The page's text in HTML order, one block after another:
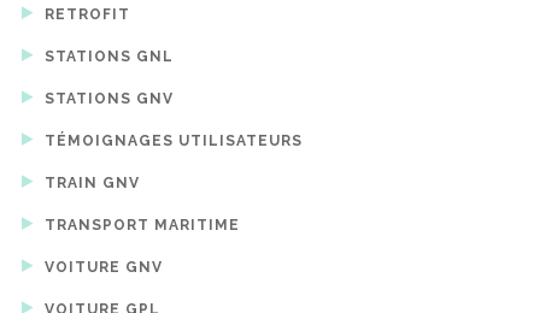
RETROFIT
STATIONS GNL
STATIONS GNV
TÉMOIGNAGES UTILISATEURS
TRAIN GNV
TRANSPORT MARITIME
VOITURE GNV
VOITURE GPL